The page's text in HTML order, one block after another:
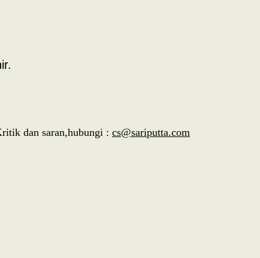
dan saran,hubungi : cs@sariputta.com